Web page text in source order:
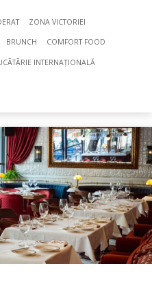
ZONA VICTORIEI
BRUNCH COMFORT FOOD
INTERNAȚIONALĂ